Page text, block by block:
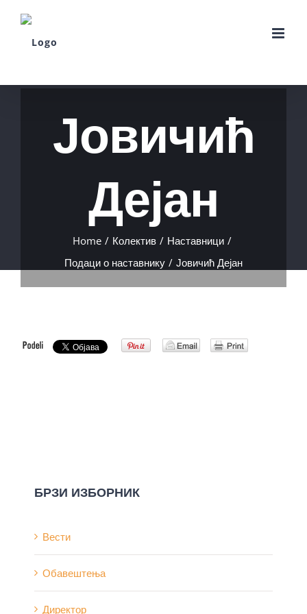
Јовичић
Дејан
Home / Колектив / Наставници /
Подаци о наставнику / Јовичић Дејан
БРЗИ ИЗБОРНИК
Вести
Обавештења
Директор